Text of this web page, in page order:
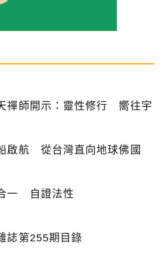
禪師開示：靈性修行 嚮往宇
啟航 從台灣直向地球佛國
一 自證法性
誌第255期目錄